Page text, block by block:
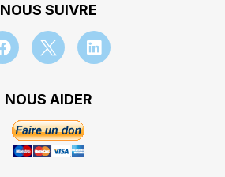
NOUS SUIVRE
NOUS AIDER